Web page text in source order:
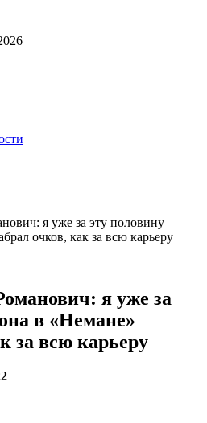
я уже за эту половину
очков, как за всю карьеру
я уже за
в «Немане»
за всю карьеру